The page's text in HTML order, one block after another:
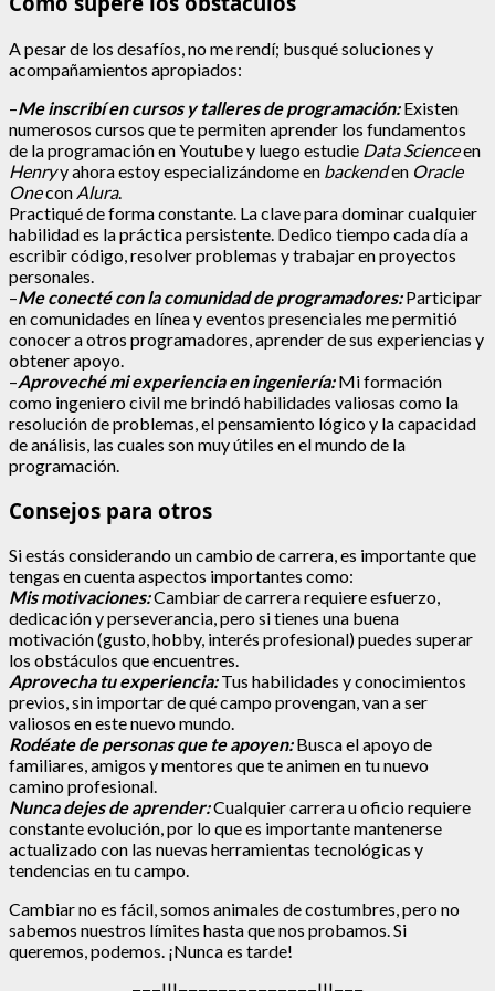
A pesar de los desafíos, no me rendí; busqué soluciones y
acompañamientos apropiados:
–Me inscribí en cursos y talleres de programación:Existen
numerosos cursos que te permiten aprender los fundamentos
de la programación en Youtube y luego estudie Data Scienceen
Henryy ahora estoy especializándome en backenden Oracle
Onecon Alura.
Practiqué de forma constante. La clave para dominar cualquier
habilidad es la práctica persistente. Dedico tiempo cada día a
escribir código, resolver problemas y trabajar en proyectos
personales.
–Me conecté con la comunidad de programadores:Participar
en comunidades en línea y eventos presenciales me permitió
conocer a otros programadores, aprender de sus experiencias y
obtener apoyo.
–Aproveché mi experiencia en ingeniería:Mi formación
como ingeniero civil me brindó habilidades valiosas como la
resolución de problemas, el pensamiento lógico y la capacidad
de análisis, las cuales son muy útiles en el mundo de la
programación.
Consejos para otros
Si estás considerando un cambio de carrera, es importante que
tengas en cuenta aspectos importantes como:
Mis motivaciones:Cambiar de carrera requiere esfuerzo,
dedicación y perseverancia, pero si tienes una buena
motivación (gusto, hobby, interés profesional) puedes superar
los obstáculos que encuentres.
Aprovecha tu experiencia:Tus habilidades y conocimientos
previos, sin importar de qué campo provengan, van a ser
valiosos en este nuevo mundo.
Rodéate de personas que te apoyen:Busca el apoyo de
familiares, amigos y mentores que te animen en tu nuevo
camino profesional.
Nunca dejes de aprender:Cualquier carrera u oficio requiere
constante evolución, por lo que es importante mantenerse
actualizado con las nuevas herramientas tecnológicas y
tendencias en tu campo.
Cambiar no es fácil, somos animales de costumbres, pero no
sabemos nuestros límites hasta que nos probamos. Si
queremos, podemos. ¡Nunca es tarde!